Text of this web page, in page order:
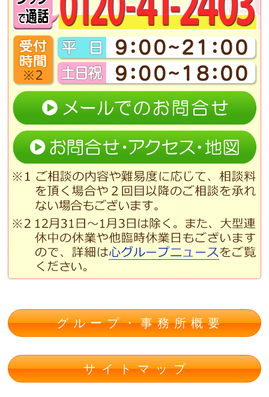
グループ・事務所概要
サイトマップ